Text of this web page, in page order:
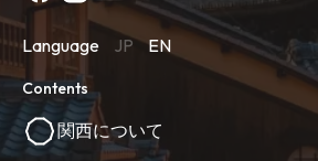
Language JP EN
Contents
関西について